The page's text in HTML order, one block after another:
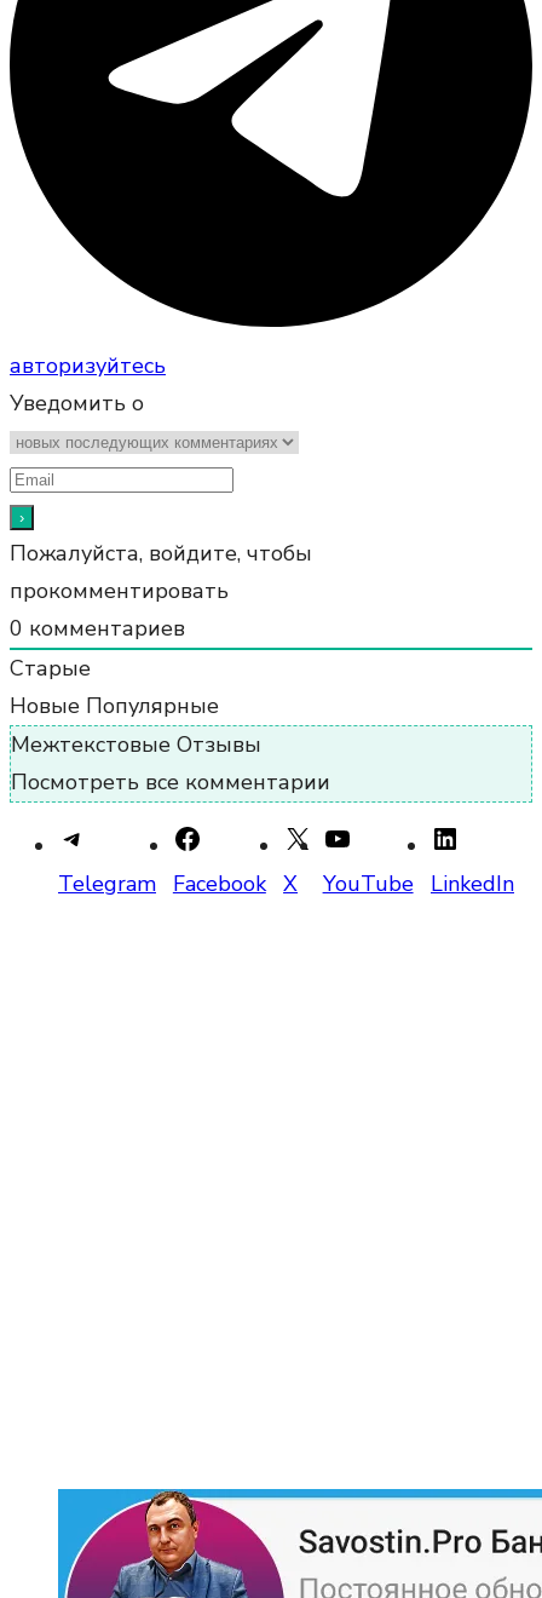
авторизуйтесь
Уведомить о
Пожалуйста, войдите, чтобы
прокомментировать
0 комментариев
Старые
Новые Популярные
Межтекстовые Отзывы
Посмотреть все комментарии
Telegram Facebook X YouTube LinkedIn